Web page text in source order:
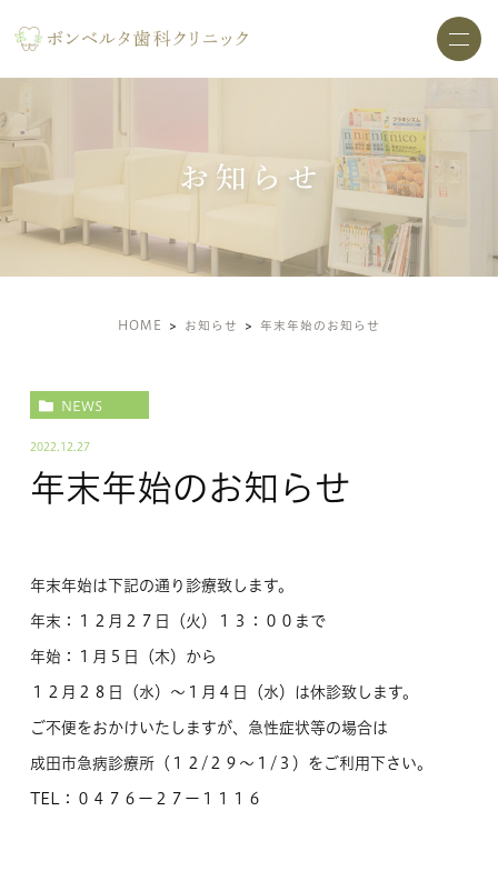
お知らせ
HOME お知らせ 年末年始のお知らせ
NEWS
2022.12.27
年末年始のお知らせ
年末年始は下記の通り診療致します。
年末：１２月２７日（火）１３：００まで
年始：１月５日（木）から
１２月２８日（水）〜１月４日（水）は休診致します。
ご不便をおかけいたしますが、急性症状等の場合は
成田市急病診療所（１２/２９〜１/３）をご利用下さい。
TEL：０４７６ー２７ー１１１６